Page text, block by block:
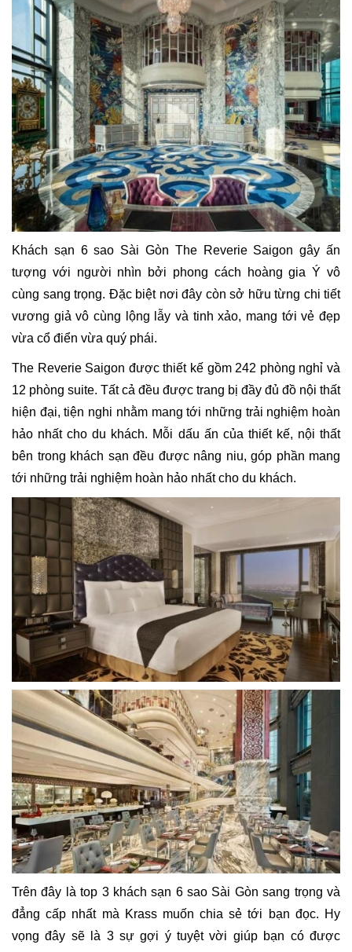
Khách sạn 6 sao Sài Gòn The Reverie Saigon gây ấn
tượng với người nhìn bởi phong cách hoàng gia Ý vô
cùng sang trọng. Đặc biệt nơi đây còn sở hữu từng chi tiết
vương giả vô cùng lộng lẫy và tinh xảo, mang tới vẻ đẹp
vừa cổ điển vừa quý phái.
The Reverie Saigon được thiết kế gồm 242 phòng nghỉ và
12 phòng suite. Tất cả đều được trang bị đầy đủ đồ nội thất
hiện đại, tiện nghi nhằm mang tới những trải nghiệm hoàn
hảo nhất cho du khách. Mỗi dấu ấn của thiết kế, nội thất
bên trong khách sạn đều được nâng niu, góp phần mang
tới những trải nghiệm hoàn hảo nhất cho du khách.
Trên đây là top 3 khách sạn 6 sao Sài Gòn sang trọng và
đẳng cấp nhất mà Krass muốn chia sẻ tới bạn đọc. Hy
vọng đây sẽ là 3 sự gợi ý tuyệt vời giúp bạn có được